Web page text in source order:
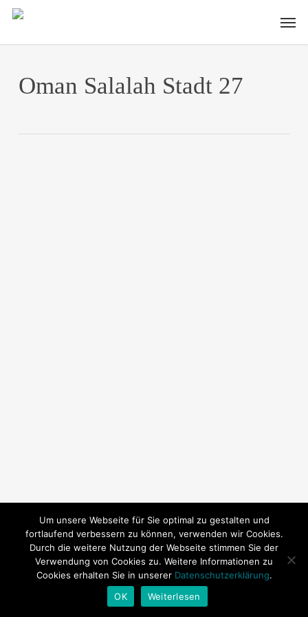
Skip
main
Oman Salalah Stadt 27
© 2026 SY Subeki. | Technische Betreuung:Andrea Baitz
Um unsere Webseite für Sie optimal zu gestalten und
fortlaufend verbessern zu können, verwenden wir Cookies.
Durch die weitere Nutzung der Webseite stimmen Sie der
Verwendung von Cookies zu. Weitere Informationen zu
Cookies erhalten Sie in unserer Datenschutzerklärung.
OK
Weiterlesen